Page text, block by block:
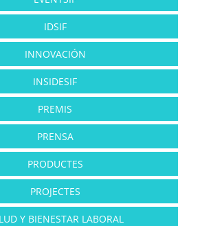
IDSIF
INNOVACIÓN
INSIDESIF
PREMIS
PRENSA
PRODUCTES
PROJECTES
Y BIENESTAR LABORAL